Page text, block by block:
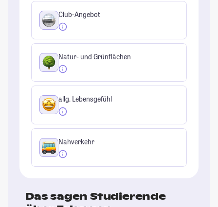
Club-Angebot
Natur- und Grünflächen
allg. Lebensgefühl
Nahverkehr
Das sagen Studierende